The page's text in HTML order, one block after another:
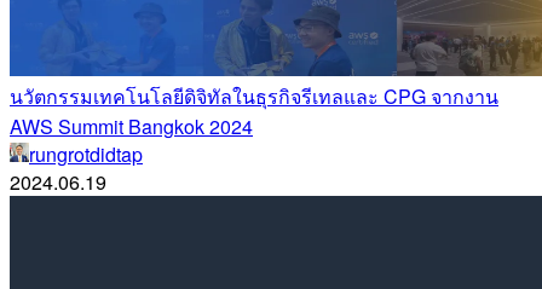
นวัตกรรมเทคโนโลยีดิจิทัลในธุรกิจรีเทลและ CPG จากงาน
AWS Summit Bangkok 2024
rungrotdidtap
2024.06.19